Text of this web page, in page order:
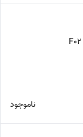
ناموجود